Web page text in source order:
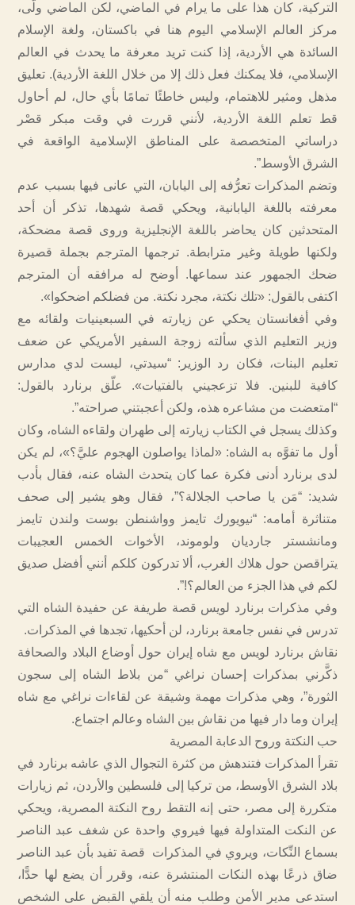
التركية، كان هذا على ما يرام في الماضي، لكن الماضي ولّى،
مركز العالم الإسلامي اليوم هنا في باكستان، ولغة الإسلام
السائدة هي الأردية، إذا كنت تريد معرفة ما يحدث في العالم
الإسلامي، فلا يمكنك فعل ذلك إلا من خلال اللغة الأردية). تعليق
مذهل ومثير للاهتمام، وليس خاطئًا تمامًا بأي حال، لم أحاول
قط تعلم اللغة الأردية، لأنني قررت في وقت مبكر قصْر
دراساتي المتخصصة على المناطق الإسلامية الواقعة في
الشرق الأوسط”.
وتضم المذكرات تعرُّفه إلى اليابان، التي عانى فيها بسبب عدم
معرفته باللغة اليابانية، ويحكي قصة شهدها، تذكر أن أحد
المتحدثين كان يحاضر باللغة الإنجليزية وروى قصة مضحكة،
ولكنها طويلة وغير مترابطة. ترجمها المترجم بجملة قصيرة
ضحك الجمهور عند سماعها. أوضح له مرافقه أن المترجم
اكتفى بالقول: «تلك نكتة، مجرد نكتة. من فضلكم اضحكوا».
وفي أفغانستان يحكي عن زيارته في السبعينيات ولقائه مع
وزير التعليم الذي سألته زوجة السفير الأمريكي عن ضعف
تعليم البنات، فكان رد الوزير: “سيدتي، ليست لدي مدارس
كافية للبنين. فلا تزعجيني بالفتيات». علّق برنارد بالقول:
“امتعضت من مشاعره هذه، ولكن أعجبتني صراحته”.
وكذلك يسجل في الكتاب زيارته إلى طهران ولقاءه الشاه، وكان
أول ما تفوَّه به الشاه: «لماذا يواصلون الهجوم عليَّ؟»، لم يكن
لدى برنارد أدنى فكرة عما كان يتحدث الشاه عنه، فقال بأدب
شديد: “مَن يا صاحب الجلالة؟”، فقال وهو يشير إلى صحف
متناثرة أمامه: “نيويورك تايمز وواشنطن بوست ولندن تايمز
ومانشستر جارديان ولوموند، الأخوات الخمس العجيبات
يتراقصن حول هلاك الغرب، ألا تدركون كلكم أنني أفضل صديق
لكم في هذا الجزء من العالم؟!”.
وفي مذكرات برنارد لويس قصة طريفة عن حفيدة الشاه التي
تدرس في نفس جامعة برنارد، لن أحكيها، تجدها في المذكرات.
نقاش برنارد لويس مع شاه إيران حول أوضاع البلاد والصحافة
ذكَّرني بمذكرات إحسان نراغي “من بلاط الشاه إلى سجون
الثورة”، وهي مذكرات مهمة وشيقة عن لقاءات نراغي مع شاه
إيران وما دار فيها من نقاش بين الشاه وعالم اجتماع.
حب النكتة وروح الدعابة المصرية
تقرأ المذكرات فتندهش من كثرة التجوال الذي عاشه برنارد في
بلاد الشرق الأوسط، من تركيا إلى فلسطين والأردن، ثم زيارات
متكررة إلى مصر، حتى إنه التقط روح النكتة المصرية، ويحكي
عن النكت المتداولة فيها فيروي واحدة عن شغف عبد الناصر
بسماع النِّكات، ويروي في المذكرات قصة تفيد بأن عبد الناصر
ضاق ذرعًا بهذه النكات المنتشرة عنه، وقرر أن يضع لها حدًّا،
استدعى مدير الأمن وطلب منه أن يلقي القبض على الشخص